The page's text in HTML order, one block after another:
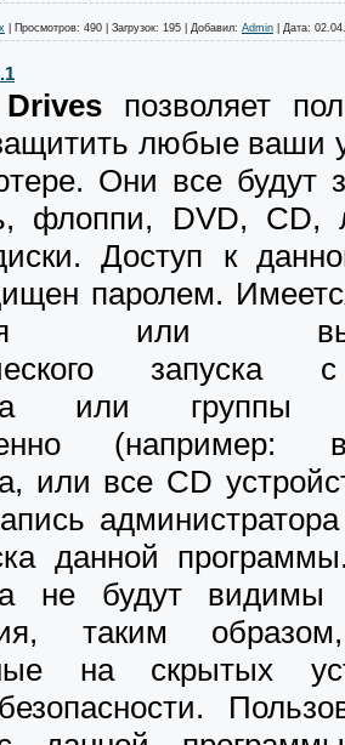
Просмотров: 490 Загрузок: 195 Добавил: Admin Дата:
позволяет
любые ваши
Они все будут
флоппи, DVD, CD,
Доступ к
паролем.
или
запуска
или группы
(например:
или все CD
администратора
данной
не будут
таким
на скрытых